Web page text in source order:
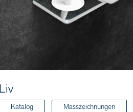
Liv
Katalog Masszeichnungen